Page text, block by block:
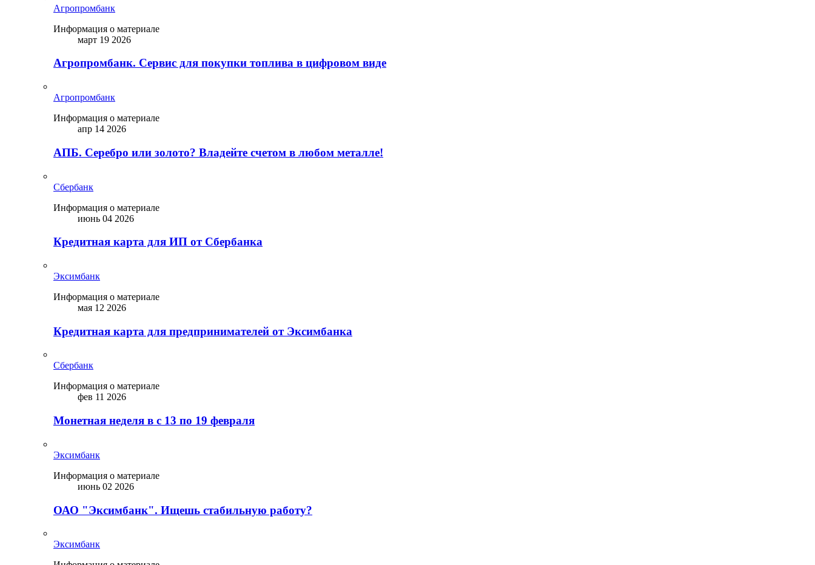
Агропромбанк
Информация о материале
март 19 2026
Агропромбанк. Сервис для покупки топлива в цифровом виде
Агропромбанк
Информация о материале
апр 14 2026
АПБ. Серебро или золото? Владейте счетом в любом металле!
Сбербанк
Информация о материале
июнь 04 2026
Кредитная карта для ИП от Сбербанка
Эксимбанк
Информация о материале
мая 12 2026
Кредитная карта для предпринимателей от Эксимбанка
Сбербанк
Информация о материале
фев 11 2026
Монетная неделя в с 13 по 19 февраля
Эксимбанк
Информация о материале
июнь 02 2026
ОАО "Эксимбанк". Ищешь стабильную работу?
Эксимбанк